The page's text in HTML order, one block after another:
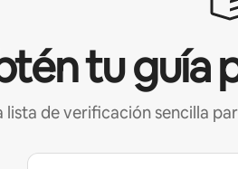
tu guía
lista de verificación sencilla